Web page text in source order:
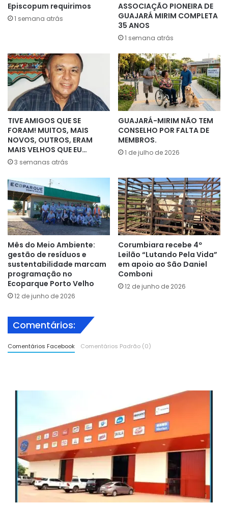
Episcopum requirimos
1 semana atrás
ASSOCIAÇÃO PIONEIRA DE
GUAJARÁ MIRIM COMPLETA
35 ANOS
1 semana atrás
TIVE AMIGOS QUE SE
FORAM! MUITOS, MAIS
NOVOS, OUTROS, ERAM
MAIS VELHOS QUE EU…
3 semanas atrás
GUAJARÁ-MIRIM NÃO TEM
CONSELHO POR FALTA DE
MEMBROS.
1 de julho de 2026
Mês do Meio Ambiente:
gestão de resíduos e
sustentabilidade marcam
programação no
Ecoparque Porto Velho
12 de junho de 2026
Corumbiara recebe 4º
Leilão “Lutando Pela Vida”
em apoio ao São Daniel
Comboni
12 de junho de 2026
Comentários:
Comentários Facebook Comentários Padrão (0)